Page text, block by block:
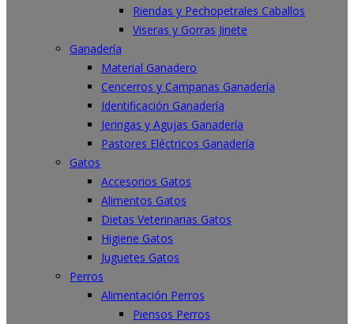
Riendas y Pechopetrales Caballos
Viseras y Gorras Jinete
Ganadería
Material Ganadero
Cencerros y Campanas Ganadería
Identificación Ganadería
Jeringas y Agujas Ganadería
Pastores Eléctricos Ganadería
Gatos
Accesorios Gatos
Alimentos Gatos
Dietas Veterinarias Gatos
Higiene Gatos
Juguetes Gatos
Perros
Alimentación Perros
Piensos Perros